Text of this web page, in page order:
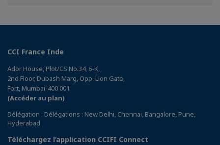
CCI France Inde
Ador House, Plot/CS No.34, 6-K,
2nd Floor, Dubash Marg, Opp. Lion Gate,
Fort, Mumbai-400 001
(Accéder au plan)
Délégation : Délégations : New Delhi, Chennai, Bangalore, Pune,
Hyderabad
Téléchargez l’application CCIFI Connect